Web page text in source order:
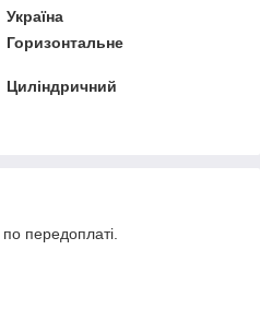
Україна
Горизонтальне
Циліндричний
передоплаті.